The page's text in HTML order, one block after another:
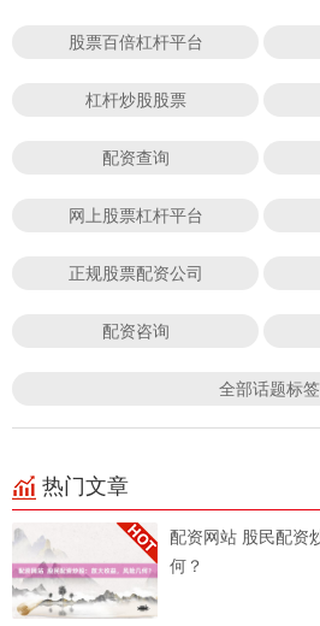
股票百倍杠杆平台
杠杆炒股股票
配资查询
网上股票杠杆平台
正规股票配资公司
配资咨询
全部话题标签
热门文章
配资网站 股民配资炒股：放大收益，风险几
何？